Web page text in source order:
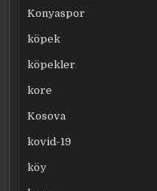
Konyaspor
köpek
köpekler
kore
Kosova
kovid-19
köy